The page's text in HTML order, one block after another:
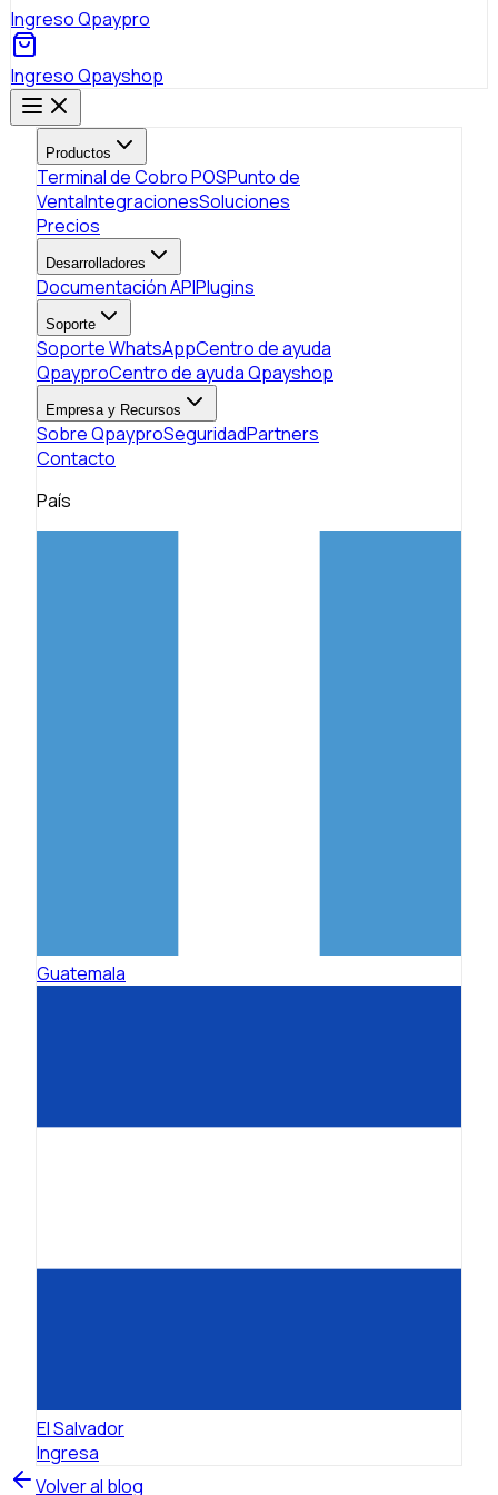
Ingreso Qpaypro
Ingreso Qpayshop
Productos
Terminal de Cobro POSPunto de
VentaIntegracionesSoluciones
Precios
Desarrolladores
Documentación APIPlugins
Soporte
Soporte WhatsAppCentro de ayuda
QpayproCentro de ayuda Qpayshop
Empresa y Recursos
Sobre QpayproSeguridadPartners
Contacto
País
Guatemala
El Salvador
Ingresa
Volver al blog